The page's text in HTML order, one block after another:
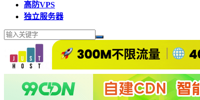
高防VPS
独立服务器